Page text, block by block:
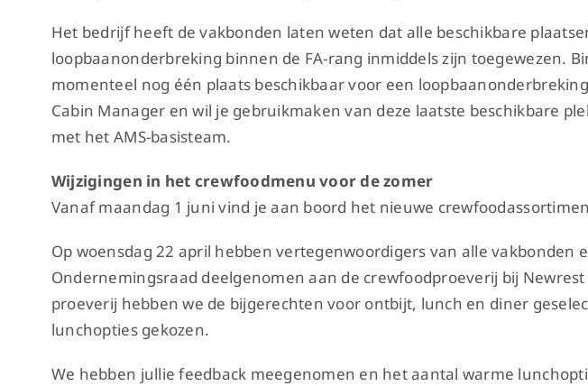
Het bedrijf heeft de vakbonden laten weten dat alle beschikbare
loopbaanonderbreking binnen de FA-rang inmiddels zijn toegewezen.
momenteel nog één plaats beschikbaar voor een
Cabin Manager en wil je gebruikmaken van deze laatste beschikbare
met het AMS-basisteam.
Wijzigingen in het crewfoodmenu voor de zomer
Vanaf maandag 1 juni vind je aan boord het nieuwe
Op woensdag 22 april hebben vertegenwoordigers van alle vakbonden
Ondernemingsraad deelgenomen aan de crewfoodproeverij bij Newrest
proeverij hebben we de bijgerechten voor ontbijt, lunch en diner
lunchopties gekozen.
We hebben jullie feedback meegenomen en het aantal warme